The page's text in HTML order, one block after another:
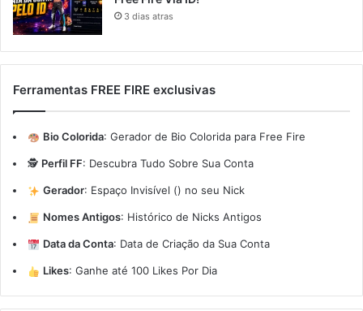
3 dias atras
Ferramentas FREE FIRE exclusivas
Bio Colorida: Gerador de Bio Colorida para Free Fire
🕵️ Perfil FF: Descubra Tudo Sobre Sua Conta
Gerador: Espaço Invisível (ㅤ) no seu Nick
Nomes Antigos: Histórico de Nicks Antigos
Data da Conta: Data de Criação da Sua Conta
Likes: Ganhe até 100 Likes Por Dia